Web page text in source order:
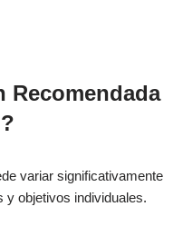
Recomendada
variar significativamente
y objetivos individuales.